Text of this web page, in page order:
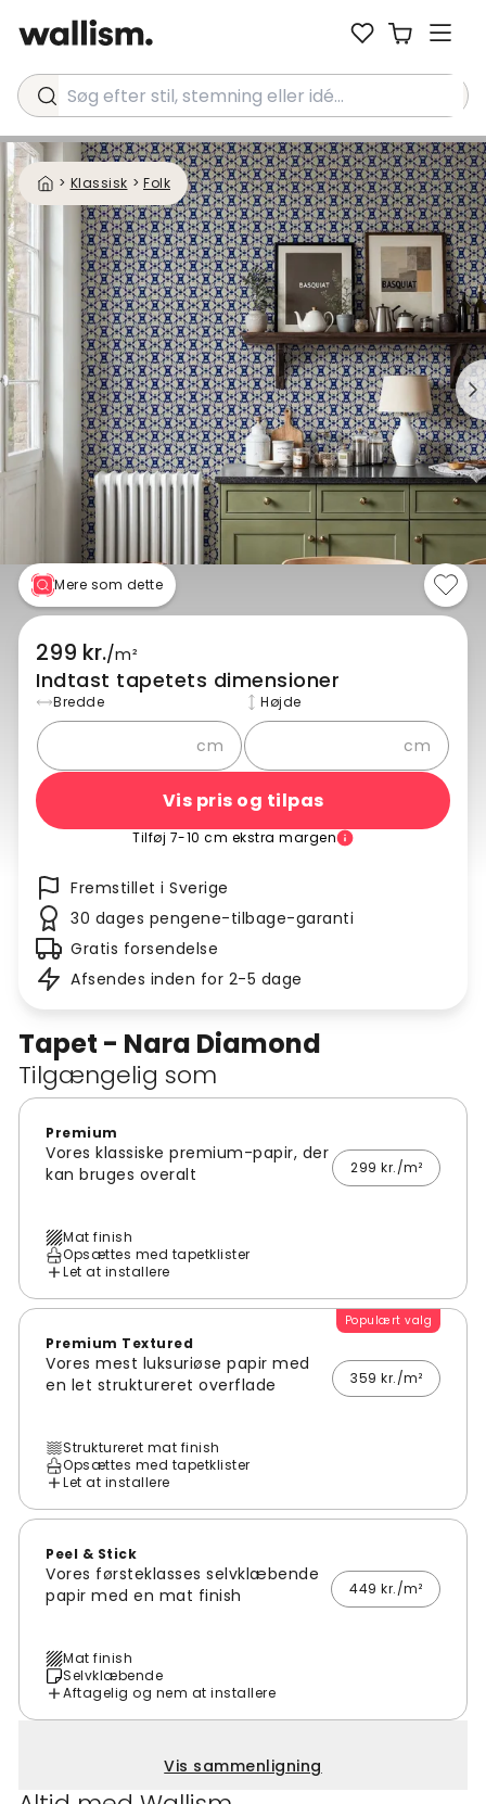
Søg efter stil, stemning eller idé...
> Klassisk > Folk
Tapet - Nara Diamond
Tilgængelig som
Premium
Vores klassiske premium-papir, der
kan bruges overalt
299 kr./m²
Mat finish
Opsættes med tapetklister
Let at installere
Populært valg
Premium Textured
Vores mest luksuriøse papir med
en let struktureret overflade
359 kr./m²
Struktureret mat finish
Opsættes med tapetklister
Let at installere
Peel & Stick
Vores førsteklasses selvklæbende
papir med en mat finish
449 kr./m²
Mat finish
Selvklæbende
Aftagelig og nem at installere
Vis sammenligning
Mere som dette
299 kr./m²
Indtast tapetets dimensioner
Bredde
cm
Højde
cm
Vis pris og tilpas
Tilføj 7-10 cm ekstra margen
Fremstillet i Sverige
30 dages pengene-tilbage-garanti
Gratis forsendelse
Afsendes inden for 2-5 dage